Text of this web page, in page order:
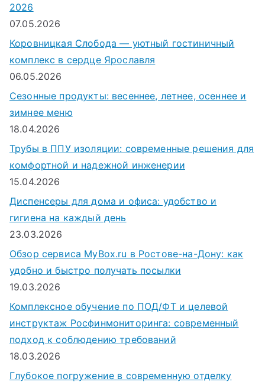
2026
07.05.2026
Коровницкая Слобода — уютный гостиничный
комплекс в сердце Ярославля
06.05.2026
Сезонные продукты: весеннее, летнее, осеннее и
зимнее меню
18.04.2026
Трубы в ППУ изоляции: современные решения для
комфортной и надежной инженерии
15.04.2026
Диспенсеры для дома и офиса: удобство и
гигиена на каждый день
23.03.2026
Обзор сервиса MyBox.ru в Ростове-на-Дону: как
удобно и быстро получать посылки
19.03.2026
Комплексное обучение по ПОД/ФТ и целевой
инструктаж Росфинмониторинга: современный
подход к соблюдению требований
18.03.2026
Глубокое погружение в современную отделку